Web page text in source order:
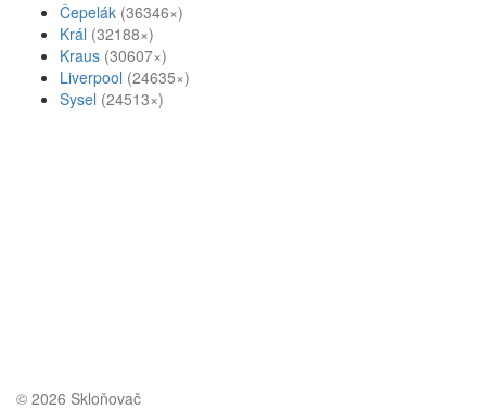
Čepelák (36346×)
Král (32188×)
Kraus (30607×)
Liverpool (24635×)
Sysel (24513×)
© 2026 Skloňovač